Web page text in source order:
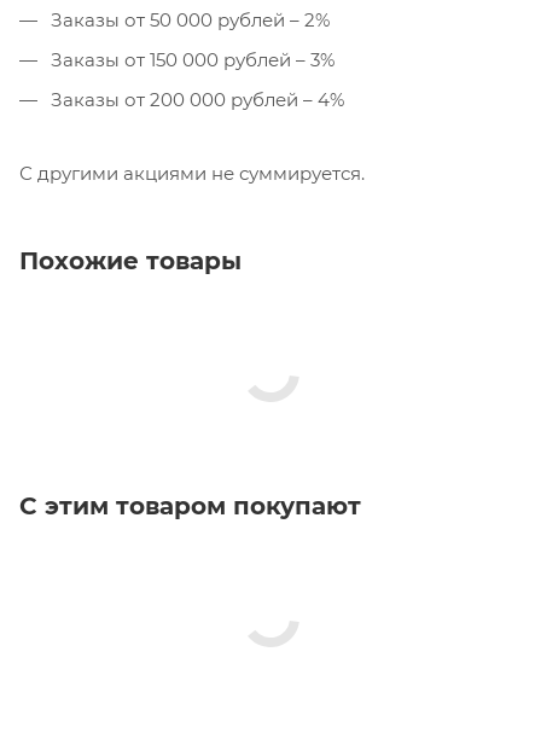
Заказы от 50 000 рублей – 2%
Заказы от 150 000 рублей – 3%
Заказы от 200 000 рублей – 4%
С другими акциями не суммируется.
Похожие товары
С этим товаром покупают